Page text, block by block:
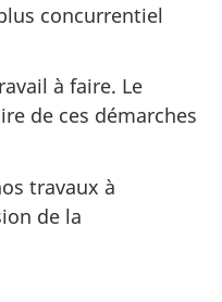
concurrentiel
à faire. Le
de ces démarches
travaux à
de la